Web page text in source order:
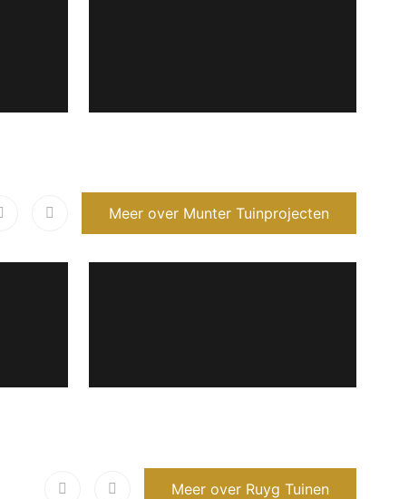
Meer over Munter Tuinprojecten
Meer over Ruyg Tuinen